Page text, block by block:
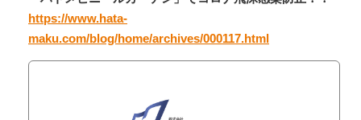
https://www.hata-
maku.com/blog/home/archives/000117.html